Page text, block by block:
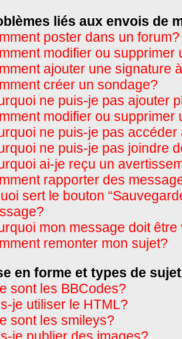
liés aux envois de
poster dans un forum?
modifier ou supprimer
ajouter une signature
créer un sondage?
ne puis-je pas ajouter
modifier ou supprimer
ne puis-je pas accéder
ne puis-je pas joindre
ai-je reçu un
rapporter des
sert le bouton
mon message doit être
remonter mon sujet?
en forme et types de sujet
sont les BBCodes?
je utiliser le HTML?
sont les smileys?